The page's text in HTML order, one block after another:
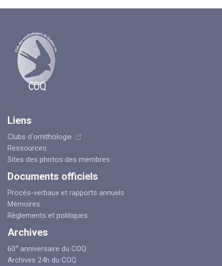
Liens
Clubs d'ornithologie
Ressources
Sites des photos des membres
Documents officiels
Procès-verbaux et rapports annuels
Mémoires
Règlements et politiques
Archives
60e anniversaire du COQ
Archives 24h du COQ